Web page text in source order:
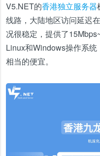
V5.NET的香港独立服务器
线路，大陆地区访问延迟
况很稳定，提供了
Linux和Windows操作系统
相当的便宜。